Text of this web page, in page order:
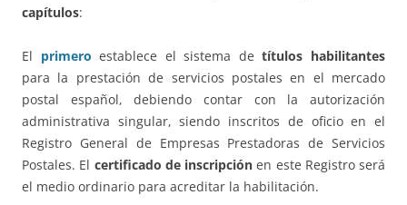
capítulos:
El primero establece el sistema detítulos habilitantes
para la prestación de servicios postales en el mercado
postal español, debiendo contar con la autorización
administrativa singular, siendo inscritos de oficio en el
Registro General de Empresas Prestadoras de Servicios
Postales. El certificado de inscripción en este Registro será
el medio ordinario para acreditar la habilitación.